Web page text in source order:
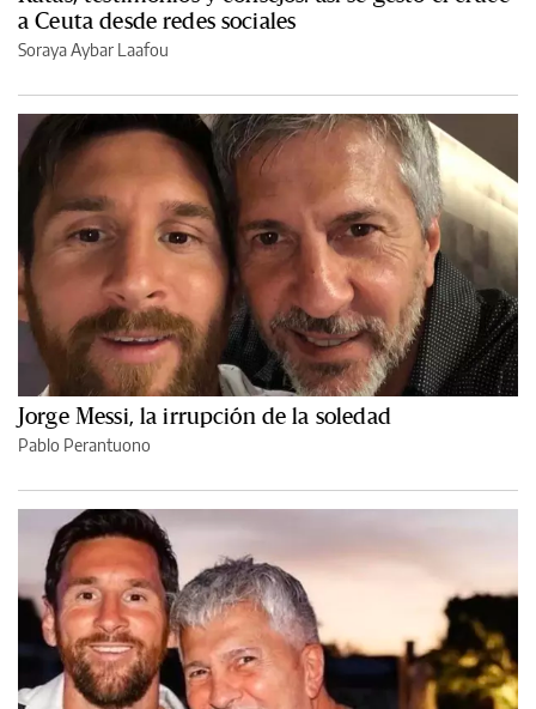
a Ceuta desde redes sociales
Soraya Aybar Laafou
Jorge Messi, la irrupción de la soledad
Pablo Perantuono